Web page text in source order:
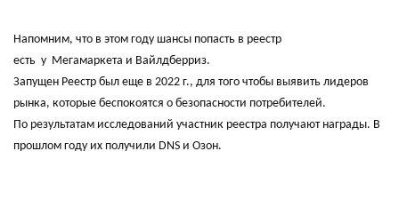
Напомним, что в этом году шансы попасть в реестр
есть у Мегамаркета и Вайлдберриз.
Запущен Реестр был еще в 2022 г., для того чтобы выявить лидеров
рынка, которые беспокоятся о безопасности потребителей.
По результатам исследований участник реестра получают награды. В
прошлом году их получили DNS и Озон.